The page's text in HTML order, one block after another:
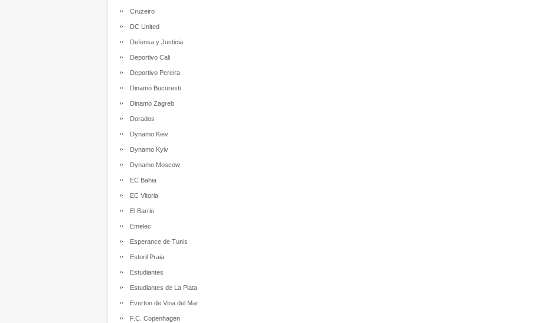
Cruzeiro
DC United
Defensa y Justicia
Deportivo Cali
Deportivo Pereira
Dinamo Bucuresti
Dinamo Zagreb
Dorados
Dynamo Kiev
Dynamo Kyiv
Dynamo Moscow
EC Bahia
EC Vitoria
El Barrio
Emelec
Esperance de Tunis
Estoril Praia
Estudiantes
Estudiantes de La Plata
Everton de Vina del Mar
F.C. Copenhagen